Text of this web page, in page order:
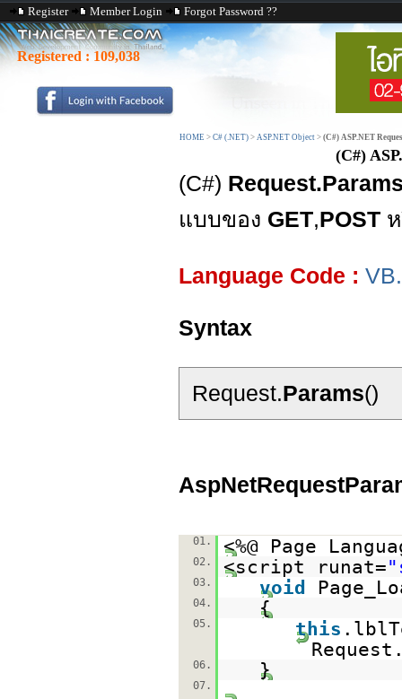
Register Member Login Forgot Password ??
Registered : 109,038
HOME > C# (.NET) > ASP.NET Object > (C#) ASP.NET
(C#)
(C#)
แบบของ GET,POST
Language Code :
Syntax
Request.Params()
01. <%@ Page
02. <script runat=
03. void
04. {
05. this
06. }
07.